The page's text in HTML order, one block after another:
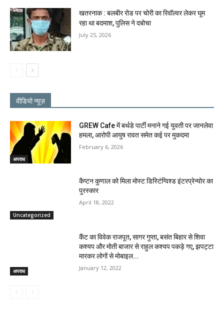
खतरनाक : बलबीर रोड पर चोरी का रिवॉल्वर लेकर घूम
रहा था बदमाश, पुलिस ने दबोचा
July 25, 2026
वीडियो न्यूज़
अपराध
GREW Cafe में बर्थडे पार्टी मनाने गई युवती पर जानलेवा
हमला, आरोपी आयुष रावत समेत कई पर मुकदमा
February 6, 2026
Uncategorized
कैप्टन कुणाल को मिला मोस्ट डिस्टिंग्विश्ड इंटरप्रेन्योर का
पुरस्कार
April 18, 2022
अपराध
कैंट का विवेक राजपूत, सागर गुप्ता, बसंत बिहार से शिवा
कश्यप और मोती बाजार से राहुल कश्यप पकड़े गए, झपट्टा
मारकर लोगों से मोबाइल...
January 12, 2022